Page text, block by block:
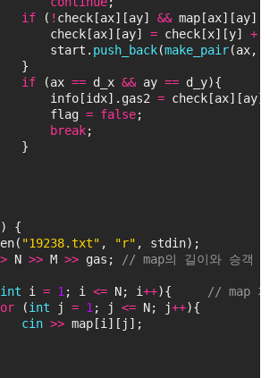
if ( ! check[ax][ay] && map[ax][ay]
= check[x][y] +
push_back(make_pair(ax,
if (ax == d_x && ay == d_y){
= check[ax][ay]
= false;
break;
{
"19238.txt" , "r" , stdin);
> N >> M >> gas; // map의 길이와 승객
int i = 1 ; i <= N; i++){
// map 저
(int j = 1 ; j <= N; j++){
cin >> map[i][j];